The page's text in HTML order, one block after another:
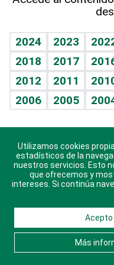
Vida y familia
Eñe
Celebrando la vida
Sin complejos
En pocas palabras
Escuchando al corazón
Economía Personal
TBT Deportivo
Guía del dinero
Horóscopos
Crucigramas
2024 2023
2018
2017
2012
2011
2006
2005
Descarga nuestras
© 2021 Diario Libre,
Consulta elAviso
nosotros y
Utilizamos cookies
estadísticos de la
nuestros servicios. Esto
que ofrecemos y
intereses. Si continúa
Acepto
Más